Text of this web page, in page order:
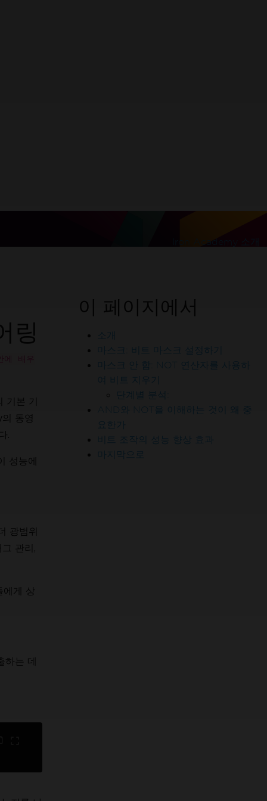
링
본 기
동영
.
성능에
광범위
관리,
에게 상
는 데
이 페이지에서
소개
마스크: 비트 마스크 설정하기
마스크 안 함: NOT 연산자를 사용하
여 비트 지우기
단계별 분석:
AND와 NOT을 이해하는 것이 왜 중
요한가
비트 조작의 성능 향상 효과
마지막으로
니어들과 합류하세요